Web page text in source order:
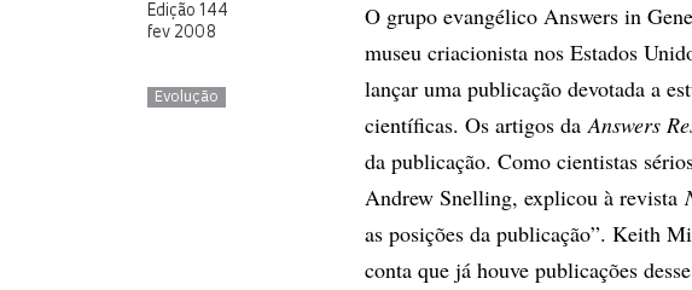
Edição 144
fev 2008
Evolução
O grupo evangélico Answers in
museu criacionista nos Estados
lançar uma publicação devotada a
científicas. Os artigos daAnswers
da publicação. Como cientistas
Andrew Snelling, explicou à revista
as posições da publicação”. Keith
conta que já houve publicações